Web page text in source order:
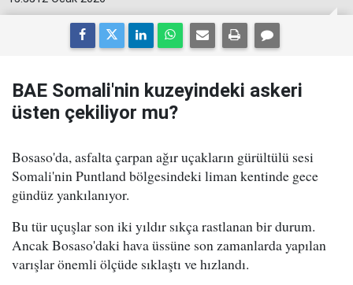
BAE Somali'nin kuzeyindeki askeri
üsten çekiliyor mu?
Bosaso'da, asfalta çarpan ağır uçakların gürültülü sesi
Somali'nin Puntland bölgesindeki liman kentinde gece
gündüz yankılanıyor.
Bu tür uçuşlar son iki yıldır sıkça rastlanan bir durum.
Ancak Bosaso'daki hava üssüne son zamanlarda yapılan
varışlar önemli ölçüde sıklaştı ve hızlandı.